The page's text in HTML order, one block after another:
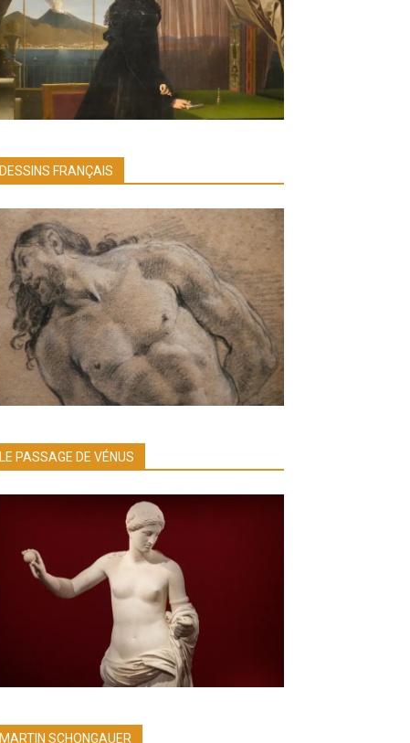
DESSINS FRANÇAIS
LE PASSAGE DE VÉNUS
MARTIN SCHONGAUER